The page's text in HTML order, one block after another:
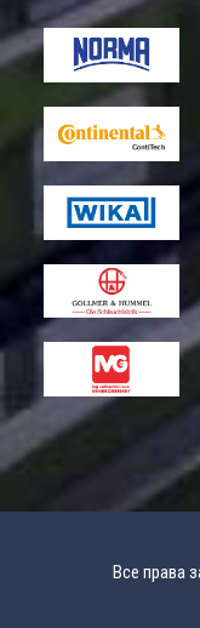
Все права